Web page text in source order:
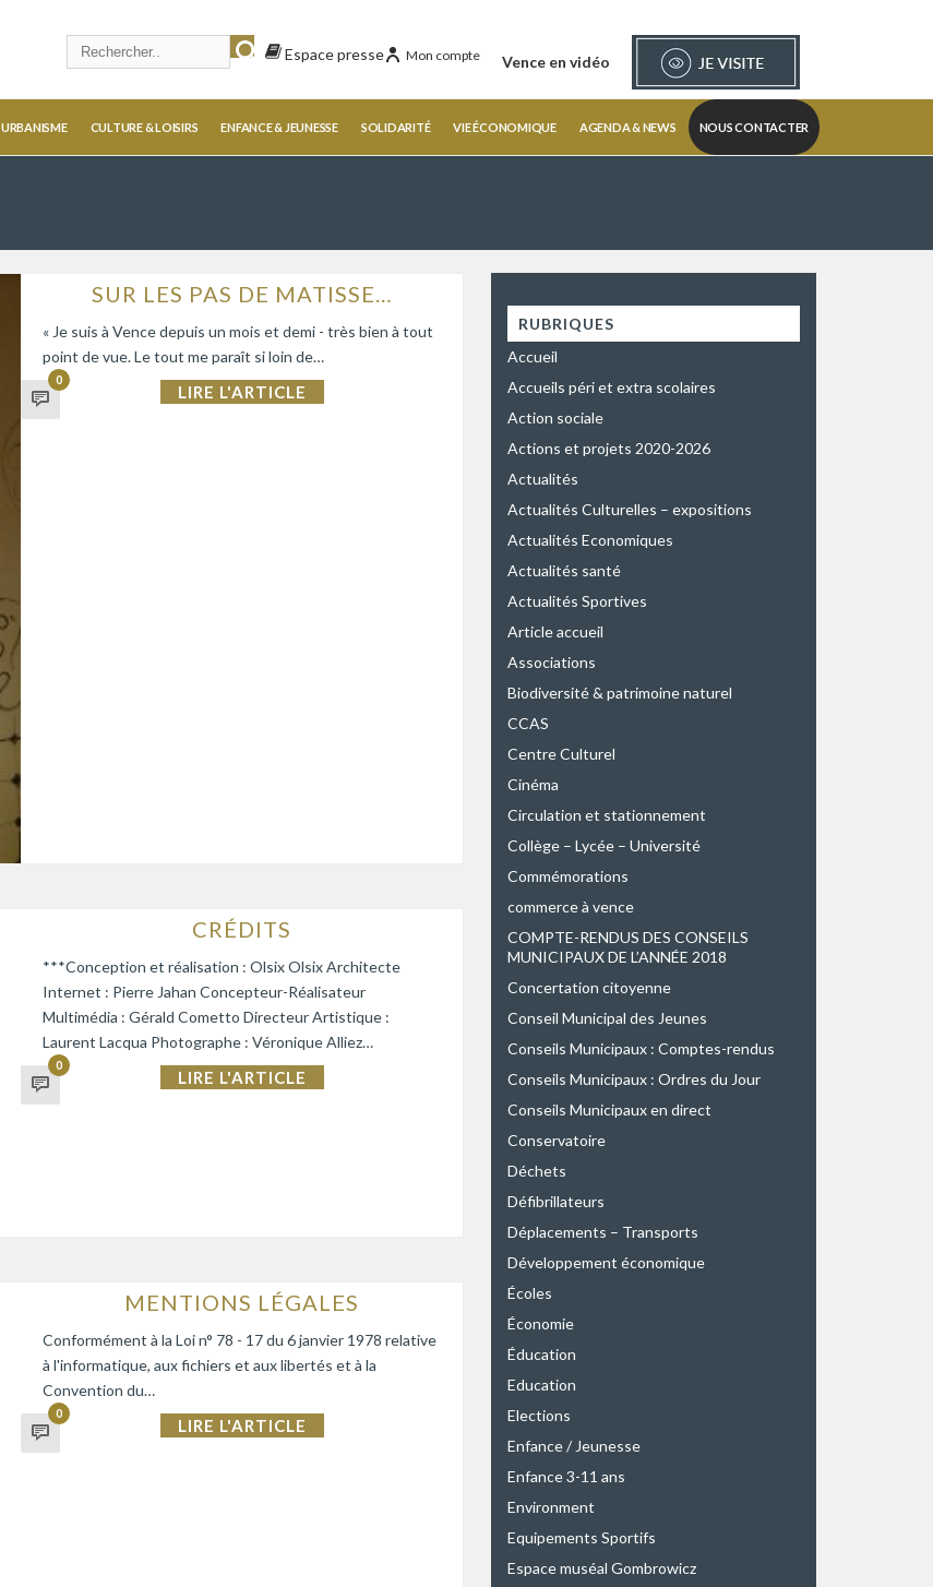
Vence en vidéo
Mon compte
Espace presse
URBANISME CULTURE & LOISIRS ENFANCE & JEUNESSE SOLIDARITÉ VIE ÉCONOMIQUE AGENDA & NEWS NOUS CONTACTER
SUR LES PAS DE MATISSE…
« Je suis à Vence depuis un mois et demi - très bien à tout
point de vue. Le tout me paraît si loin de…
0
LIRE L'ARTICLE
CRÉDITS
***Conception et réalisation : Olsix Olsix Architecte
Internet : Pierre Jahan Concepteur-Réalisateur
Multimédia : Gérald Cometto Directeur Artistique :
Laurent Lacqua Photographe : Véronique Alliez…
0
LIRE L'ARTICLE
MENTIONS LÉGALES
Conformément à la Loi n° 78 - 17 du 6 janvier 1978 relative
à l'informatique, aux fichiers et aux libertés et à la
Convention du…
0
LIRE L'ARTICLE
RUBRIQUES
Accueil
Accueils péri et extra scolaires
Action sociale
Actions et projets 2020-2026
Actualités
Actualités Culturelles – expositions
Actualités Economiques
Actualités santé
Actualités Sportives
Article accueil
Associations
Biodiversité & patrimoine naturel
CCAS
Centre Culturel
Cinéma
Circulation et stationnement
Collège – Lycée – Université
Commémorations
commerce à vence
COMPTE-RENDUS DES CONSEILS
MUNICIPAUX DE L’ANNÉE 2018
Concertation citoyenne
Conseil Municipal des Jeunes
Conseils Municipaux : Comptes-rendus
Conseils Municipaux : Ordres du Jour
Conseils Municipaux en direct
Conservatoire
Déchets
Défibrillateurs
Déplacements – Transports
Développement économique
Écoles
Économie
Éducation
Education
Elections
Enfance / Jeunesse
Enfance 3-11 ans
Environment
Equipements Sportifs
Espace muséal Gombrowicz